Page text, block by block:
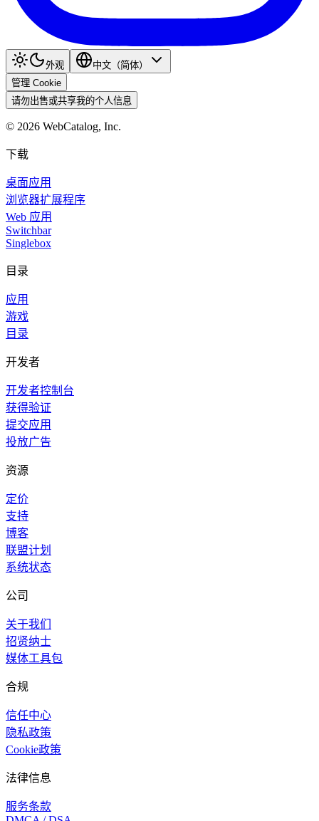
外观
中文（简体）
管理 Cookie
请勿出售或共享我的个人信息
© 2026 WebCatalog, Inc.
下载
桌面应用
浏览器扩展程序
Web 应用
Switchbar
Singlebox
目录
应用
游戏
目录
开发者
开发者控制台
获得验证
提交应用
投放广告
资源
定价
支持
博客
联盟计划
系统状态
公司
关于我们
招贤纳士
媒体工具包
合规
信任中心
隐私政策
Cookie政策
法律信息
服务条款